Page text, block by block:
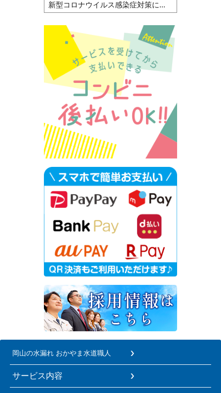
新型コロナウイルス感染症対策に...
岡山の水漏れ おかやま水道職人
サービス内容